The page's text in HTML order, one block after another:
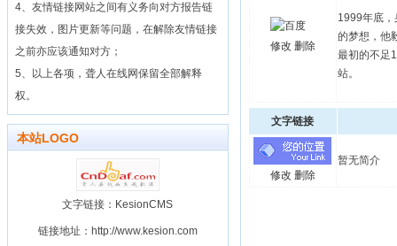
4、友情链接网站之间有义务向对方报告链
接失效，图片更新等问题，在解除友情链接
之前亦应该通知对方；
5、以上各项，聋人在线网保留全部解释
权。
本站LOGO
文字链接：KesionCMS
链接地址：http://www.kesion.com
修改 删除
1999年底
的梦想，他
最初的不足
站。
文字链接
修改 删除
暂无简介